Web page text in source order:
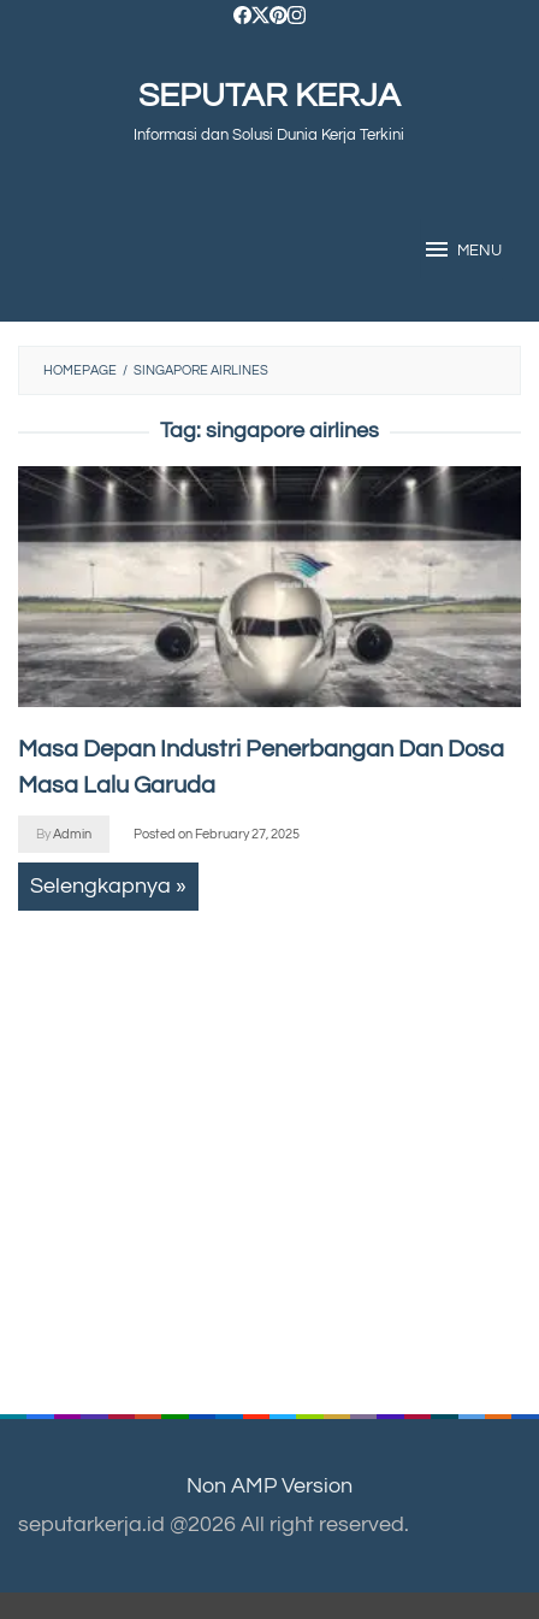
SEPUTAR KERJA
Informasi dan Solusi Dunia Kerja Terkini
MENU
HOMEPAGE / SINGAPORE AIRLINES
Tag: singapore airlines
Masa Depan Industri Penerbangan Dan Dosa
Masa Lalu Garuda
ByAdmin Posted on February 27, 2025
Selengkapnya »
Non AMP Version
seputarkerja.id @2026 All right reserved.